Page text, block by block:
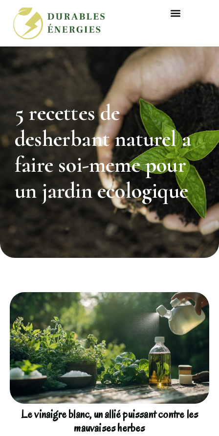
5 recettes de
desherbant naturel a
faire soi-meme pour
un jardin ecologique
Le vinaigre blanc, un allié puissant contre les
mauvaises herbes